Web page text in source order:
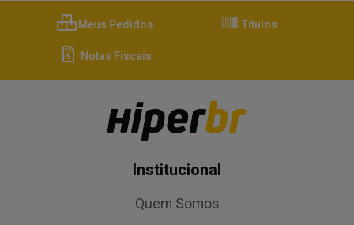
Meus Pedidos Títulos
Notas Fiscais
Institucional
Quem Somos